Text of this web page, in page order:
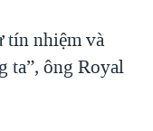
tín nhiệm và
ta”, ông Royal